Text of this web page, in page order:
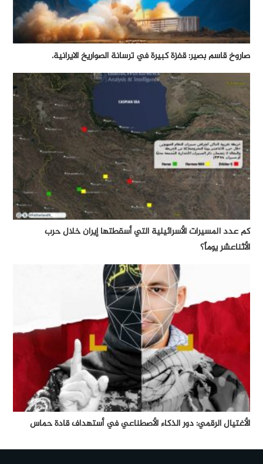
صاروخ قاسم بصير: قفزة كبيرة في ترسانة الصواريخ الايرانية.
كم عدد المسيرات الأسرائيلية التي أسقطتها إيران خلال حرب
الأثناعشر يوماً؟
الأغتيال الرقمي: دور الذكاء الأصطناعي في أستهداف قادة حماس